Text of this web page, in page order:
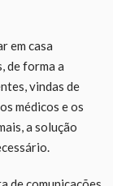
em casa
de forma a
vindas de
médicos e os
a solução